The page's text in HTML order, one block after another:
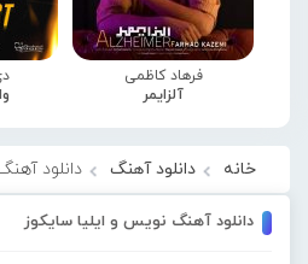
فرهاد کاظمی
آلزایمر
خانه دانلود آهنگ دانلود
دانلود آهنگ نویس و ایلیا سایکوز